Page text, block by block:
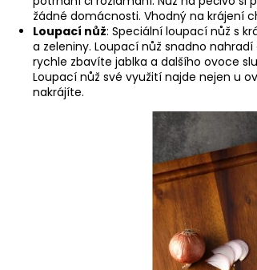
žádné domácnosti. Vhodný na krájení
Loupací nůž: Speciální loupací nůž s
a zeleniny. Loupací nůž snadno
rychle zbavíte jablka a dalšího ovoce
Loupací nůž své využití najde nejen u
nakrájíte.